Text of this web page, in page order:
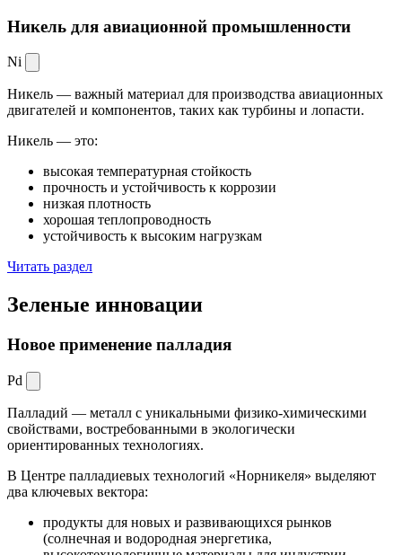
Никель для авиационной промышленности
Ni
Никель — важный материал для производства авиационных
двигателей и компонентов, таких как турбины и лопасти.
Никель — это:
высокая температурная стойкость
прочность и устойчивость к коррозии
низкая плотность
хорошая теплопроводность
устойчивость к высоким нагрузкам
Читать раздел
Зеленые инновации
Новое применение палладия
Pd
Палладий — металл с уникальными физико-химическими
свойствами, востребованными в экологически
ориентированных технологиях.
В Центре палладиевых технологий «Норникеля» выделяют
два ключевых вектора:
продукты для новых и развивающихся рынков
(солнечная и водородная энергетика,